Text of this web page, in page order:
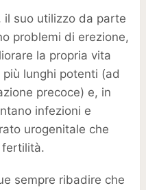
suo utilizzo da parte
problemi di erezione,
la propria vita
lunghi potenti (ad
precoce) e, in
infezioni e
urogenitale che
fertilità.
sempre ribadire che